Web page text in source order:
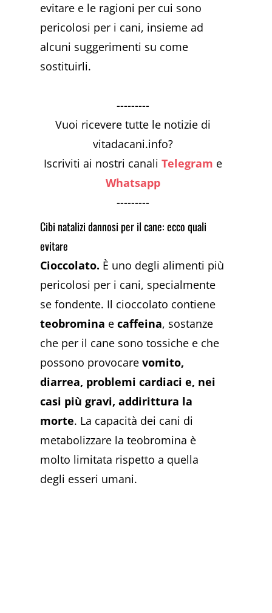
evitare e le ragioni per cui sono
pericolosi per i cani, insieme ad
alcuni suggerimenti su come
sostituirli.
---------
Vuoi ricevere tutte le notizie di
vitadacani.info?
Iscriviti ai nostri canaliTelegram e
Whatsapp
---------
Cibi natalizi dannosi per il cane: ecco quali
evitare
Cioccolato. È uno degli alimenti più
pericolosi per i cani, specialmente
se fondente. Il cioccolato contiene
teobromina ecaffeina, sostanze
che per il cane sono tossiche e che
possono provocarevomito,
diarrea, problemi cardiaci e, nei
casi più gravi, addirittura la
morte. La capacità dei cani di
metabolizzare la teobromina è
molto limitata rispetto a quella
degli esseri umani​​​​.